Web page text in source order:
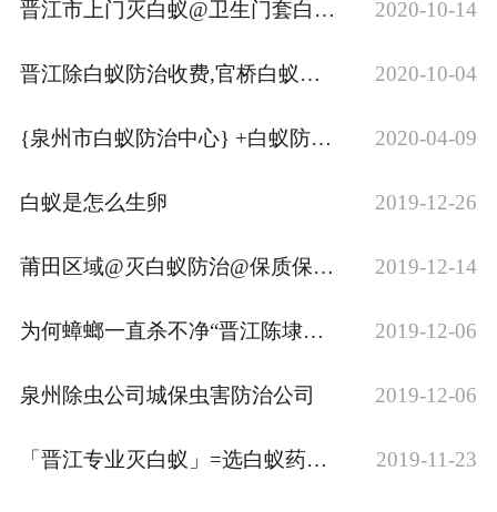
晋江市上门灭白蚁@卫生门套白蚁怎么处理方案 2020-10-14
晋江除白蚁防治收费,官桥白蚁收费标准,白蚁防治怎么收费 2020-10-04
{泉州市白蚁防治中心} +白蚁防治所灭白蚁防案 2020-04-09
白蚁是怎么生卵 2019-12-26
莆田区域@灭白蚁防治@保质保根治 2019-12-14
为何蟑螂一直杀不净“晋江陈埭除虫公司”为你作解答 2019-12-06
泉州除虫公司城保虫害防治公司 2019-12-06
「晋江专业灭白蚁」=选白蚁药到底那种效果好 2019-11-23